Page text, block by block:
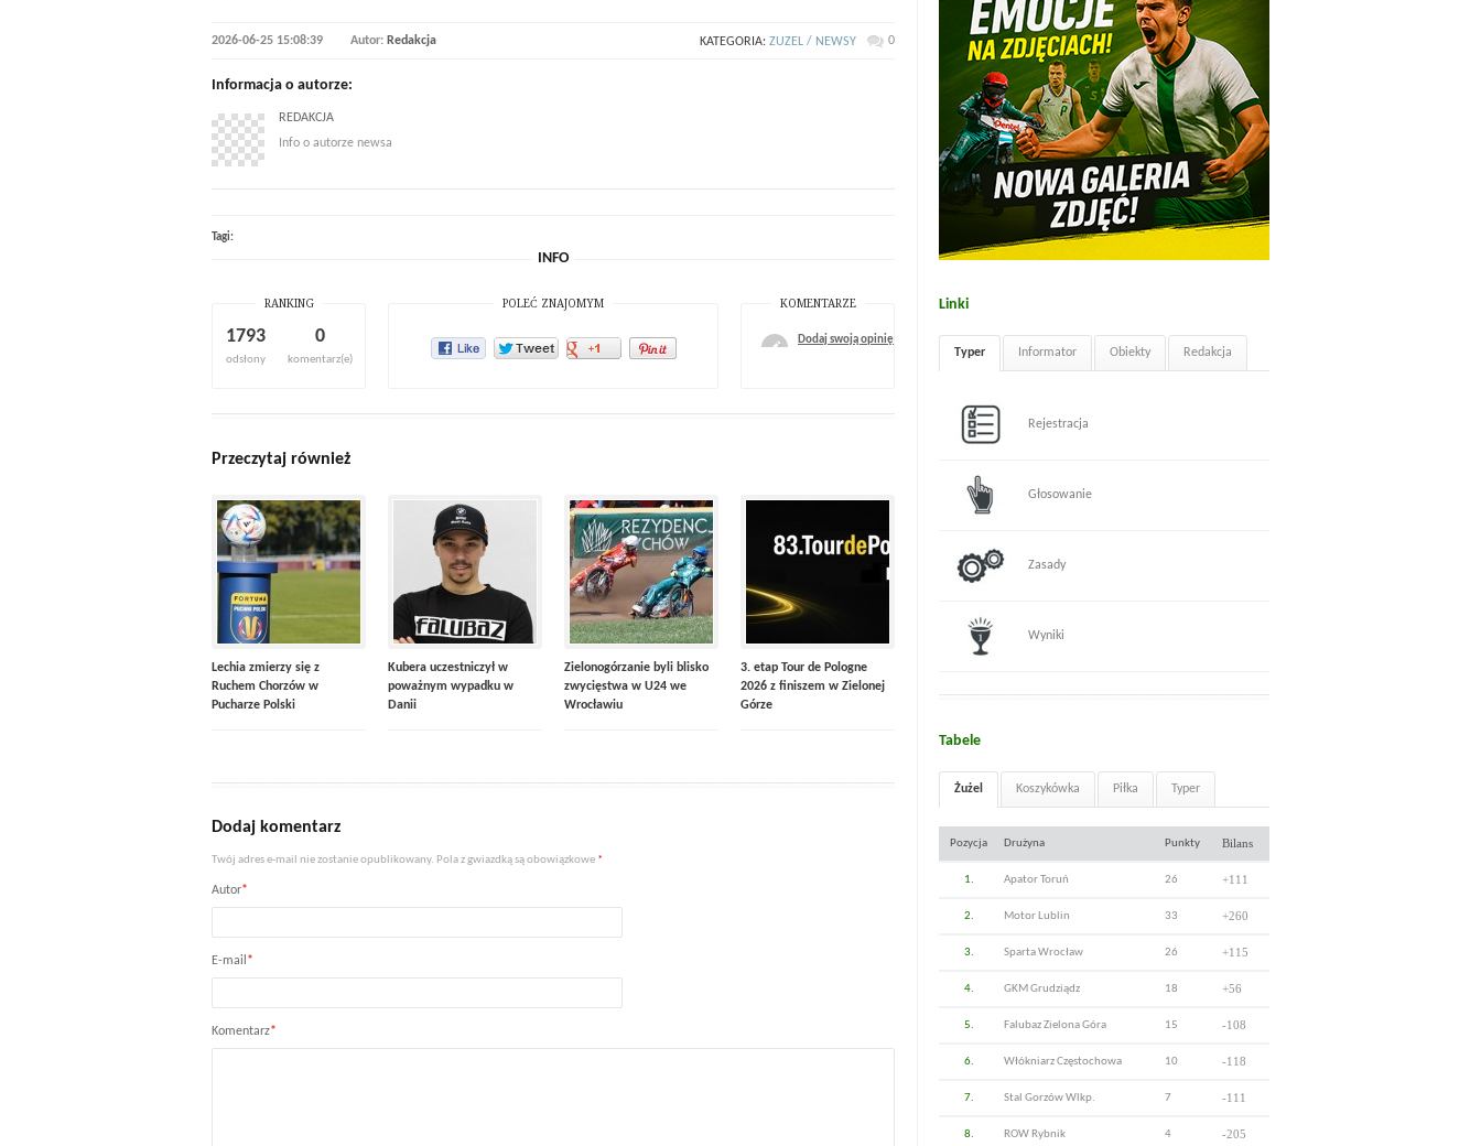
2026-06-25 15:08:39 Autor: Redakcja KATEGORIA: ZUZEL / NEWSY 0
Informacja o autorze:
REDAKCJA
Info o autorze newsa
Tagi:
INFO
RANKING
1793
odsłony
0
komentarz(e)
KOMENTARZE
Dodaj swoją opinię
POLEĆ ZNAJOMYM
Przeczytaj również
Lechia zmierzy się z
Ruchem Chorzów w
Pucharze Polski
Kubera uczestniczył w
poważnym wypadku w
Danii
Zielonogórzanie byli blisko
zwycięstwa w U24 we
Wrocławiu
3. etap Tour de Pologne
2026 z finiszem w Zielonej
Górze
Dodaj komentarz
Twój adres e-mail nie zostanie opublikowany. Pola z gwiazdką są obowiązkowe *
Autor*
E-mail *
Komentarz*
Linki
Typer Informator Obiekty Redakcja
Rejestracja
Głosowanie
Zasady
Wyniki
Tabele
Żużel Koszykówka Piłka Typer
Pozycja Drużyna Punkty Bilans
1. Apator Toruń 26 +111
2. Motor Lublin 33 +260
3. Sparta Wrocław 26 +115
4. GKM Grudziądz 18 +56
5. Falubaz Zielona Góra 15 -108
6. Włókniarz Częstochowa 10 -118
7. Stal Gorzów Wlkp. 7 -111
8. ROW Rybnik 4 -205